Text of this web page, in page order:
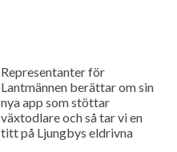
Representanter för
Lantmännen berättar om sin
nya app som stöttar
växtodlare och så tar vi en
titt på Ljungbys eldrivna